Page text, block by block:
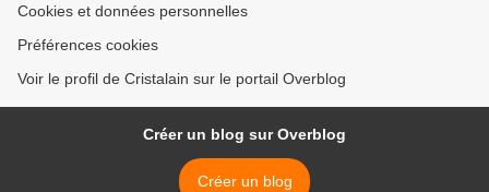
Cookies et données personnelles
Préférences cookies
Voir le profil de Cristalain sur le portail Overblog
Créer un blog sur Overblog
Créer un blog